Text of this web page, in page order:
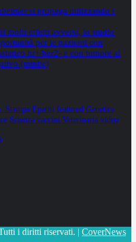
si propaga utilizzando i
molti effetti avversi, lo studio
per le pazienti con
hr+/her2- e con tumore al
(mtnbc)
Stampa Epatiti featured Genetica
Scienza vaccini Veterinaria video
i diritti riservati. | CoverNews